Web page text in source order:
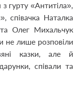
з гурту «Антитіла»,
співачка Наталка
Олег Михальчук
не лише розповіли
казки, але й
співали та